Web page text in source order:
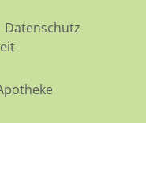
Datenschutz